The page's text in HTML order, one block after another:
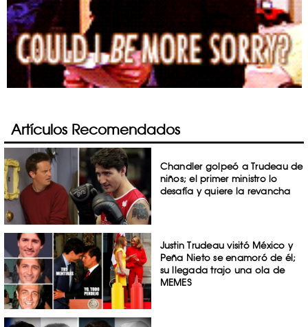
Artículos Recomendados
Chandler golpeó a Trudeau de
niños; el primer ministro lo
desafía y quiere la revancha
Justin Trudeau visitó México y
Peña Nieto se enamoró de él;
su llegada trajo una ola de
MEMES